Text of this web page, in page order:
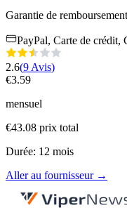
Garantie de remboursement
PayPal, Carte de crédit,
2.6(9 Avis)
€3.59
mensuel
€43.08 prix total
Durée: 12 mois
Aller au fournisseur→